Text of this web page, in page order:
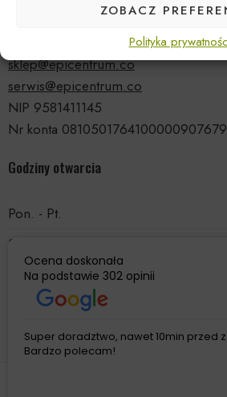
ZOBACZ
Polityka
sklep@epicentrum.co
serwis@epicentrum.co
NIP 9581411145
Nr konta
Godziny otwarcia
Pon. - Pt.
Sobota
Niedziela
Ocena doskonała
Na podstawie 302 opinii
Super doradztwo, nawet 10min przed
Bardzo polecam!